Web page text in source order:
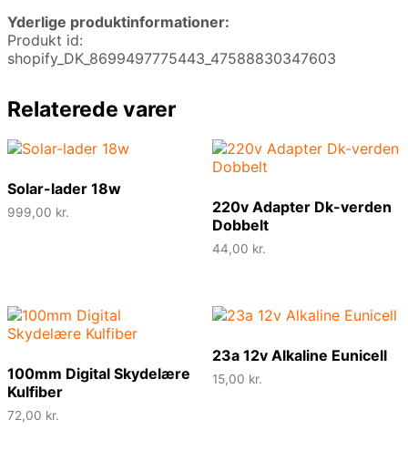
Yderlige produktinformationer:
Produkt id:
shopify_DK_8699497775443_47588830347603
Relaterede varer
Solar-lader 18w
999,00 kr.
220v Adapter Dk-verden
Dobbelt
44,00 kr.
100mm Digital Skydelære
Kulfiber
72,00 kr.
23a 12v Alkaline Eunicell
15,00 kr.